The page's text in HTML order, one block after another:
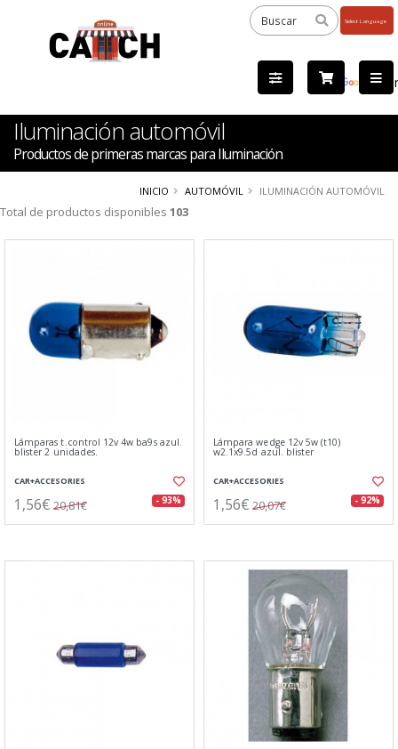
by
Iluminación automóvil
Productos de primeras marcas para Iluminación
INICIO AUTOMÓVIL ILUMINACIÓN AUTOMÓVIL
Total de productos disponibles 103
Lámparas t.control 12v 4w ba9s azul.
blister 2 unidades.
CAR+ACCESORIES
1,56€ 20,81€ - 93%
Lámpara wedge 12v 5w (t10)
w2.1x9.5d azul. blister
CAR+ACCESORIES
1,56€ 20,07€ - 92%